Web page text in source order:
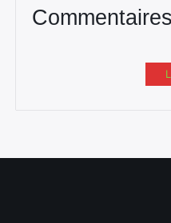
Commentaires